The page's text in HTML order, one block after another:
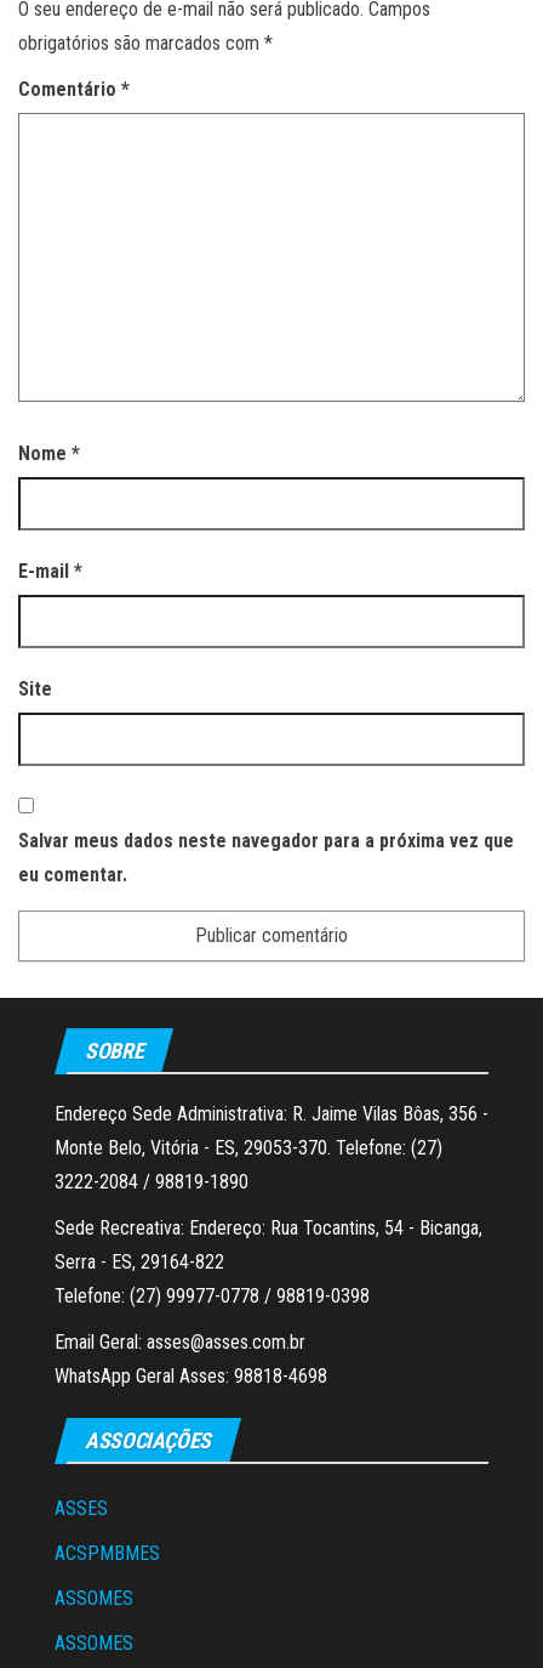
O seu endereço de e-mail não será publicado. Campos
obrigatórios são marcados com *
Comentário *
Nome *
E-mail *
Site
Salvar meus dados neste navegador para a próxima vez que
eu comentar.
SOBRE
Endereço Sede Administrativa: R. Jaime Vilas Bôas, 356 -
Monte Belo, Vitória - ES, 29053-370. Telefone: (27)
3222-2084 / 98819-1890
Sede Recreativa: Endereço: Rua Tocantins, 54 - Bicanga,
Serra - ES, 29164-822
Telefone: (27) 99977-0778 / 98819-0398
Email Geral: asses@asses.com.br
WhatsApp Geral Asses: 98818-4698
ASSOCIAÇÕES
ASSES
ACSPMBMES
ASSOMES
ASSOMES